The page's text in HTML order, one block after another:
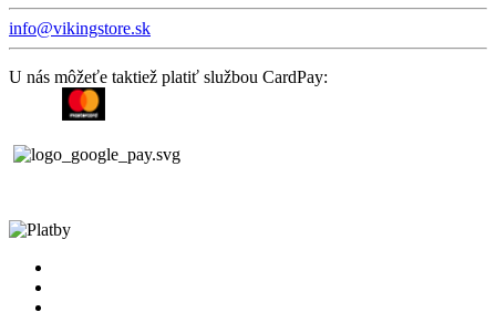
info@vikingstore.sk
U nás môžeťe taktiež platiť službou CardPay: